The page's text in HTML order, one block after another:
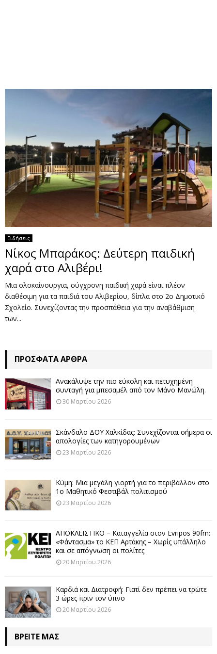
U
Ειδήσεις
Νίκος Μπαράκος: Δεύτερη παιδική
χαρά στο Αλιβέρι!
Μια ολοκαίνουργια, σύγχρονη παιδική χαρά είναι πλέον
διαθέσιμη για τα παιδιά του Αλιβερίου, δίπλα στο 2ο Δημοτικό
Σχολείο. Συνεχίζοντας την προσπάθεια για την αναβάθμιση
των...
ΠΡΌΣΦΑΤΑ ΆΡΘΡΑ
Ανακάλυψε την πιο εύκολη και πετυχημένη
συνταγή για μπεσαμέλ από τον Μάνο Μανώλη.
30 Μαρτίου 2026
Σκάνδαλο ΔΟΥ Χαλκίδας: Συνεχίζονται σήμερα οι
απολογίες των κατηγορουμένων
23 Μαρτίου 2026
Κύμη: Μια μεγάλη γιορτή για το περιβάλλον στο
1ο Μαθητικό Φεστιβάλ πολιτισμού
23 Μαρτίου 2026
ΑΠΟΚΛΕΙΣΤΙΚΟ – Καταγγελία στον Evripos 90fm:
«Φάντασμα» το ΚΕΠ Αρτάκης – Χωρίς υπάλληλο
και σε απόγνωση οι πολίτες
20 Μαρτίου 2026
Καρδιά και Διατροφή: Γιατί δεν πρέπει να τρώτε
3 ώρες πριν τον ύπνο
20 Μαρτίου 2026
ΒΡΕΊΤΕ ΜΑΣ